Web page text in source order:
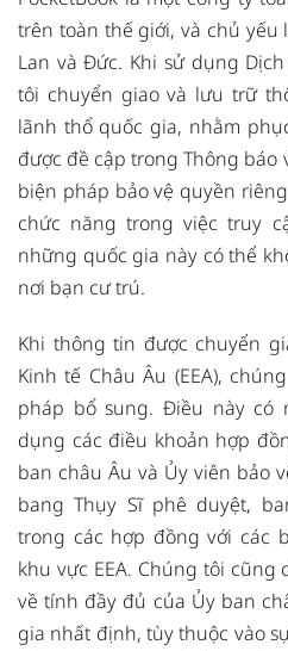
trên toàn thế giới, và chủ
Lan và Đức. Khi sử dụng
tôi chuyển giao và lưu trữ
lãnh thổ quốc gia, nhằm
được đề cập trong Thông báo
biện pháp bảo vệ quyền
chức năng trong việc truy
những quốc gia này có thể
nơi bạn cư trú.
Khi thông tin được chuyển
Kinh tế Châu Âu (EEA),
pháp bổ sung. Điều này có
dụng các điều khoản hợp
ban châu Âu và Ủy viên bảo
bang Thụy Sĩ phê duyệt,
trong các hợp đồng với các
khu vực EEA. Chúng tôi
về tính đầy đủ của Ủy ban
gia nhất định, tùy thuộc vào